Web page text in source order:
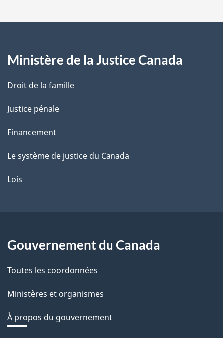
a
e
Ministère de la Justice Canada
Droit de la famille
Justice pénale
Financement
Le système de justice du Canada
Lois
Gouvernement du Canada
Toutes les coordonnées
Ministères et organismes
À propos du gouvernement